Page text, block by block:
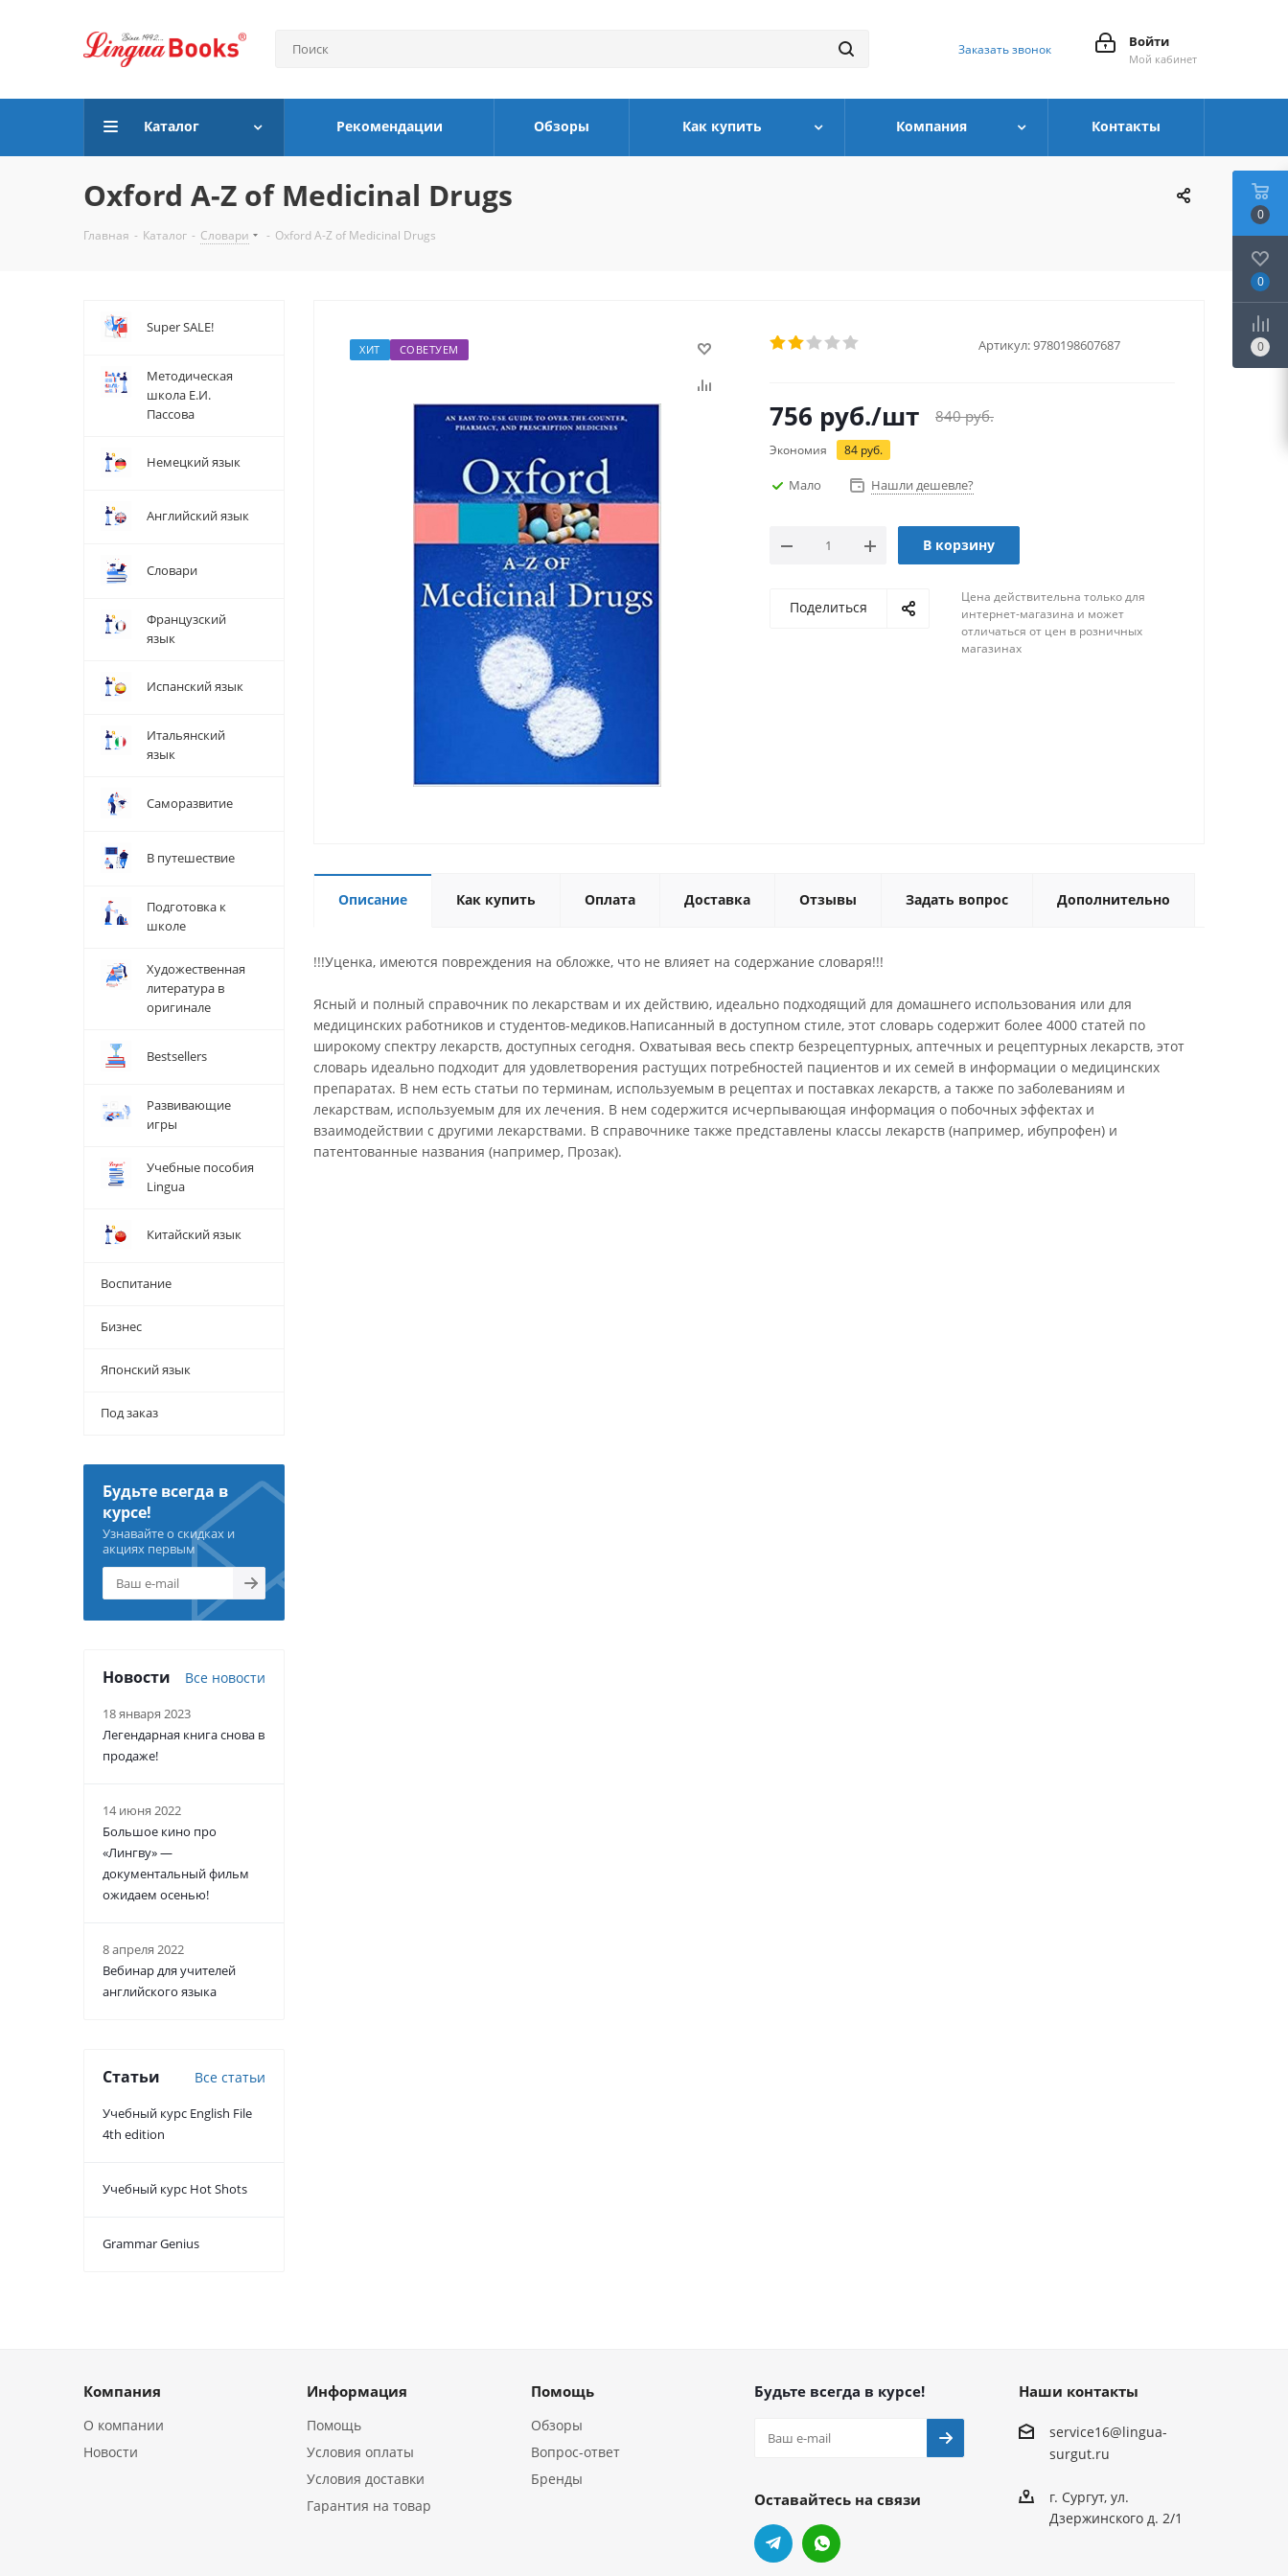
Войти
Мой кабинет
Заказать звонок
Каталог Рекомендации Обзоры Как купить Компания Контакты
Oxford A-Z of Medicinal Drugs
Главная - Каталог - Словари - Oxford A-Z of Medicinal Drugs
ХИТ СОВЕТУЕМ Артикул:9780198607687
756 руб./шт 840руб.
Экономия 84 руб.
Мало Нашли дешевле?
В корзину
Поделиться
Цена действительна только для
интернет-магазина и может
отличаться от цен в розничных
магазинах
Описание Как купить Оплата Доставка Отзывы Задать вопрос Дополнительно
!!!Уценка, имеются повреждения на обложке, что не влияет на содержание словаря!!!
Ясный и полный справочник по лекарствам и их действию, идеально подходящий для домашнего использования или для
медицинских работников и студентов-медиков.Написанный в доступном стиле, этот словарь содержит более 4000 статей по
широкому спектру лекарств, доступных сегодня. Охватывая весь спектр безрецептурных, аптечных и рецептурных лекарств, этот
словарь идеально подходит для удовлетворения растущих потребностей пациентов и их семей в информации о медицинских
препаратах. В нем есть статьи по терминам, используемым в рецептах и поставках лекарств, а также по заболеваниям и
лекарствам, используемым для их лечения. В нем содержится исчерпывающая информация о побочных эффектах и
взаимодействии с другими лекарствами. В справочнике также представлены классы лекарств (например, ибупрофен) и
патентованные названия (например, Прозак).
Super SALE!
Методическая
школа Е.И.
Пассова
Немецкий язык
Английский язык
Словари
Французский
язык
Испанский язык
Итальянский
язык
Саморазвитие
В путешествие
Подготовка к
школе
Художественная
литература в
оригинале
Bestsellers
Развивающие
игры
Учебные пособия
Lingua
Китайский язык
Воспитание
Бизнес
Японский язык
Под заказ
Будьте всегда в
курсе!
Узнавайте о скидках и
акциях первым
Новости Все новости
18 января 2023
Легендарная книга снова в
продаже!
14 июня 2022
Большое кино про
«Лингву» —
документальный фильм
ожидаем осенью!
8 апреля 2022
Вебинар для учителей
английского языка
Статьи Все статьи
Учебный курс English File
4th edition
Учебный курс Hot Shots
Grammar Genius
Компания
О компании
Новости
Информация
Помощь
Условия оплаты
Условия доставки
Гарантия на товар
Помощь
Обзоры
Вопрос-ответ
Бренды
Будьте всегда в курсе!
Оставайтесь на связи
Наши контакты
service16@lingua-
surgut.ru
г. Сургут,ул.
Дзержинского д. 2/1
0
0
0